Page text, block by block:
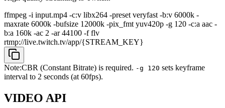
ffmpeg -i input.mp4 -c:v libx264 -preset veryfast -b:v 6000k -
maxrate 6000k -bufsize 12000k -pix_fmt yuv420p -g 120 -c:a aac -
b:a 160k -ac 2 -ar 44100 -f flv
rtmp://live.twitch.tv/app/{STREAM_KEY}
Note:CBR (Constant Bitrate) is required. -g 120 sets keyframe
interval to 2 seconds (at 60fps).
VIDEO API